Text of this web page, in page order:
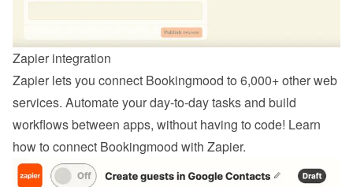
Zapier integration
Zapier lets you connect Bookingmood to 6,000+ other web
services. Automate your day-to-day tasks and build
workflows between apps, without having to code! Learn
how to connect Bookingmood with Zapier.